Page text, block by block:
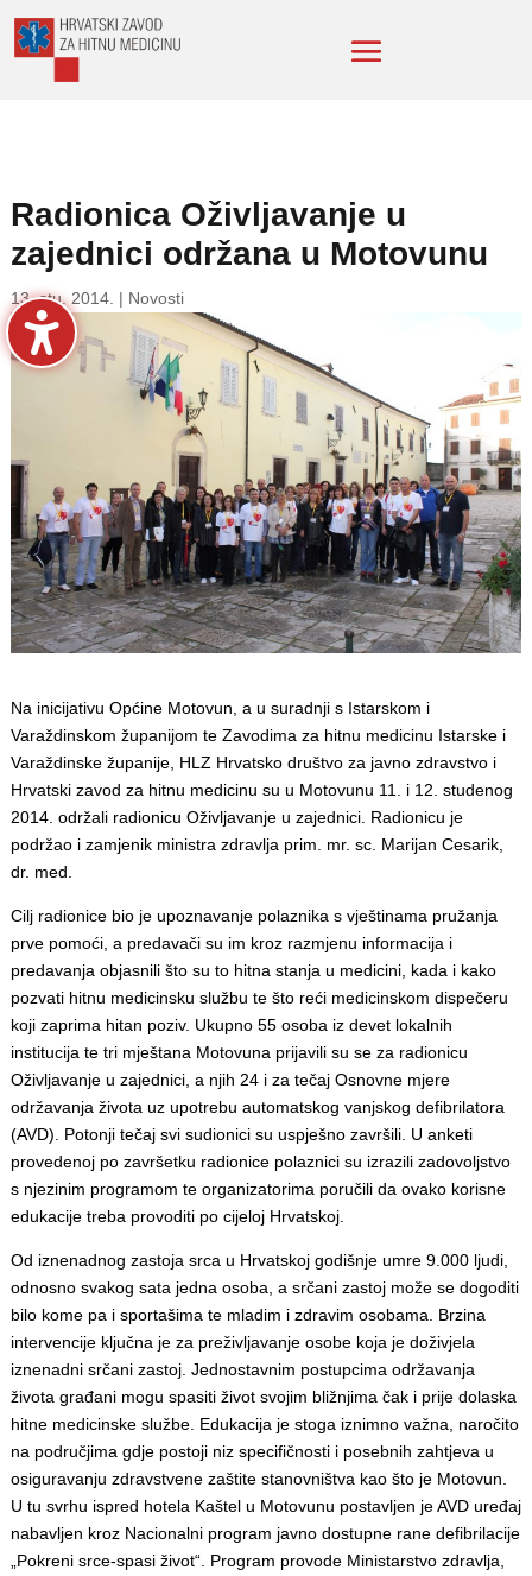
Radionica Oživljavanje u
zajednici održana u Motovunu
13. stu. 2014. | Novosti
Na inicijativu Općine Motovun, a u suradnji s Istarskom i
Varaždinskom županijom te Zavodima za hitnu medicinu Istarske i
Varaždinske županije, HLZ Hrvatsko društvo za javno zdravstvo i
Hrvatski zavod za hitnu medicinu su u Motovunu 11. i 12. studenog
2014. održali radionicu Oživljavanje u zajednici. Radionicu je
podržao i zamjenik ministra zdravlja prim. mr. sc. Marijan Cesarik,
dr. med.
Cilj radionice bio je upoznavanje polaznika s vještinama pružanja
prve pomoći, a predavači su im kroz razmjenu informacija i
predavanja objasnili što su to hitna stanja u medicini, kada i kako
pozvati hitnu medicinsku službu te što reći medicinskom dispečeru
koji zaprima hitan poziv. Ukupno 55 osoba iz devet lokalnih
institucija te tri mještana Motovuna prijavili su se za radionicu
Oživljavanje u zajednici, a njih 24 i za tečaj Osnovne mjere
održavanja života uz upotrebu automatskog vanjskog defibrilatora
(AVD). Potonji tečaj svi sudionici su uspješno završili. U anketi
provedenoj po završetku radionice polaznici su izrazili zadovoljstvo
s njezinim programom te organizatorima poručili da ovako korisne
edukacije treba provoditi po cijeloj Hrvatskoj.
Od iznenadnog zastoja srca u Hrvatskoj godišnje umre 9.000 ljudi,
odnosno svakog sata jedna osoba, a srčani zastoj može se dogoditi
bilo kome pa i sportašima te mladim i zdravim osobama. Brzina
intervencije ključna je za preživljavanje osobe koja je doživjela
iznenadni srčani zastoj. Jednostavnim postupcima održavanja
života građani mogu spasiti život svojim bližnjima čak i prije dolaska
hitne medicinske službe. Edukacija je stoga iznimno važna, naročito
na područjima gdje postoji niz specifičnosti i posebnih zahtjeva u
osiguravanju zdravstvene zaštite stanovništva kao što je Motovun.
U tu svrhu ispred hotela Kaštel u Motovunu postavljen je AVD uređaj
nabavljen kroz Nacionalni program javno dostupne rane defibrilacije
„Pokreni srce-spasi život“. Program provode Ministarstvo zdravlja,